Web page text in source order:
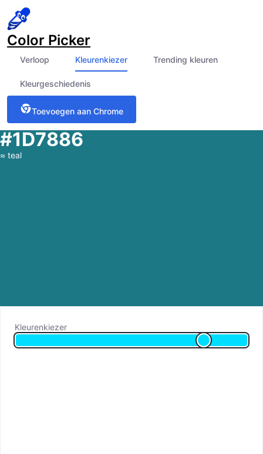
Color Picker
Verloop Kleurenkiezer Trending kleuren
Kleurgeschiedenis
Toevoegen aan Chrome
#1D7886
≈ teal
Kleurenkiezer